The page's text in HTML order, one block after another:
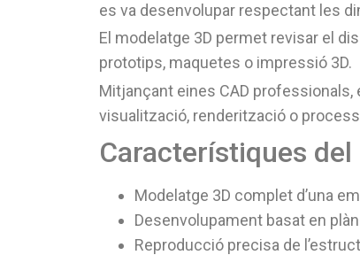
es va desenvolupar respectant les
El modelatge 3D permet revisar el
prototips, maquetes o impressió 3D.
Mitjançant eines CAD
visualització, renderització o
Característiques
Modelatge 3D complet d’una
Desenvolupament basat en
Reproducció precisa de